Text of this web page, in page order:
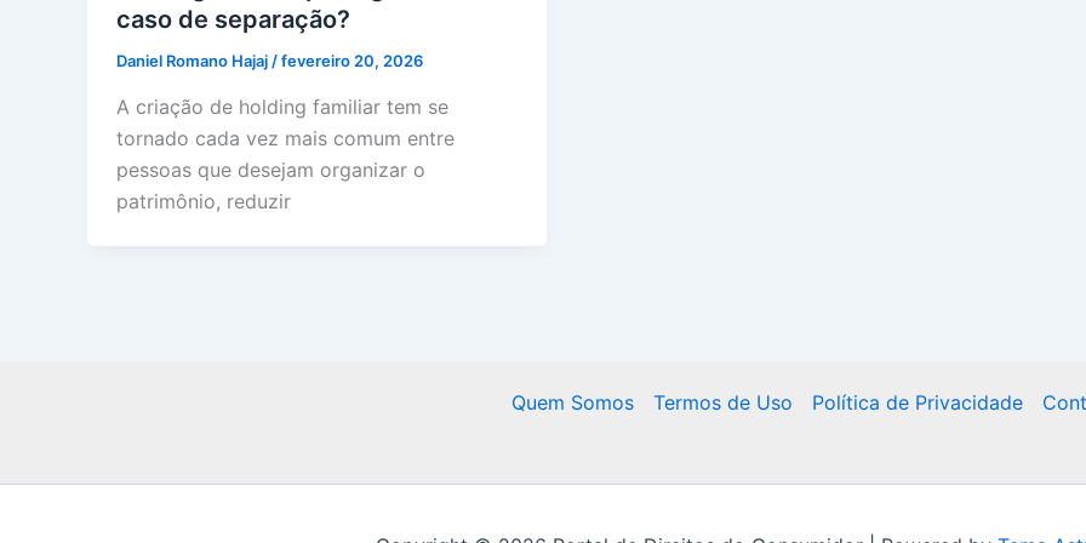
caso de separação?
Daniel Romano Hajaj/fevereiro 20, 2026
A criação de holding familiar tem se
tornado cada vez mais comum entre
pessoas que desejam organizar o
patrimônio, reduzir
Quem Somos Termos de Uso Política de Privacidade